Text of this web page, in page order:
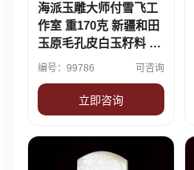
海派玉雕大师付雪飞工
作室 重170克 新疆和田
玉原毛孔皮白玉籽料 火
神真君 170克
编号：99786 可咨询
立即咨询